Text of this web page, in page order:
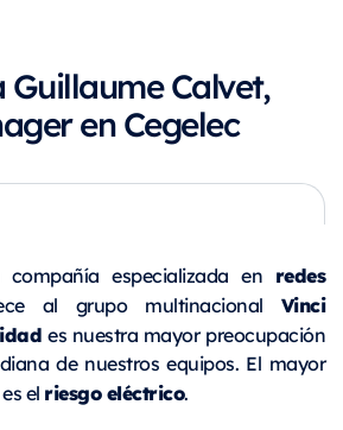
Guillaume Calvet,
en Cegelec
especializada en redes
al grupo multinacional Vinci
es nuestra mayor preocupación
de nuestros equipos. El mayor
el riesgo eléctrico.